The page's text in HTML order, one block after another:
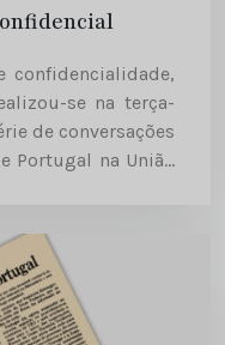
confidencialidade,
se na terça-
de conversações
Portugal na União